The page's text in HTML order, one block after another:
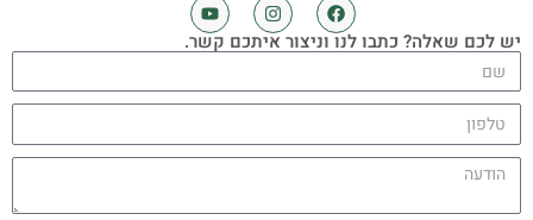
יש לכם שאלה? כתבו לנו וניצור איתכם קשר.